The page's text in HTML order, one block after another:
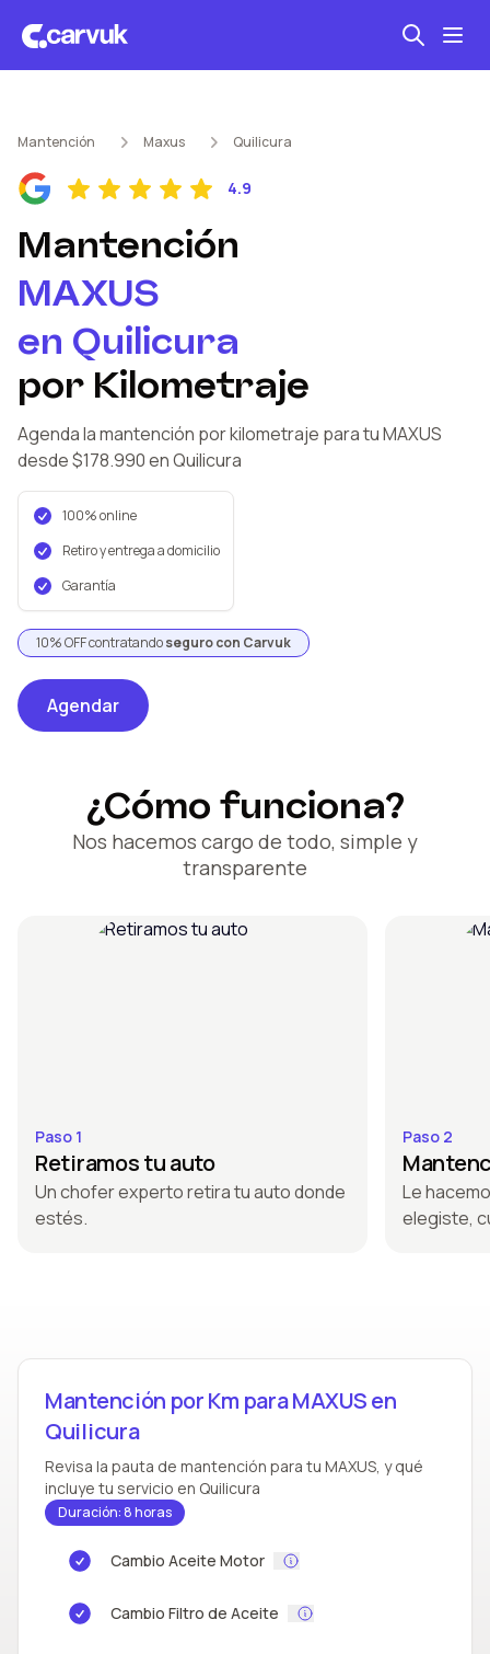
Mantención kilometraje
Revisión técnica
Mantención Maxus Quilicura
4.9
Mantención
MAXUS
en Quilicura
por Kilometraje
Agenda la mantención por kilometraje para tu MAXUS
desde $178.990en Quilicura
100% online
Retiro y entrega a domicilio
Garantía
10% OFF contratandoseguro con Carvuk
Agendar
¿Cómo funciona?
Nos hacemos cargo de todo, simple y
transparente
Paso 1
Retiramos tu auto
Un chofer experto retira tu auto donde
estés.
Paso 2
Le
elegiste,
Mantención por Km para MAXUS en
Quilicura
Revisa la pauta de mantención para tu MAXUS, y qué
incluye tu servicio en Quilicura
Duración: 8 horas
Cambio Aceite Motor
Cambio Filtro de Aceite